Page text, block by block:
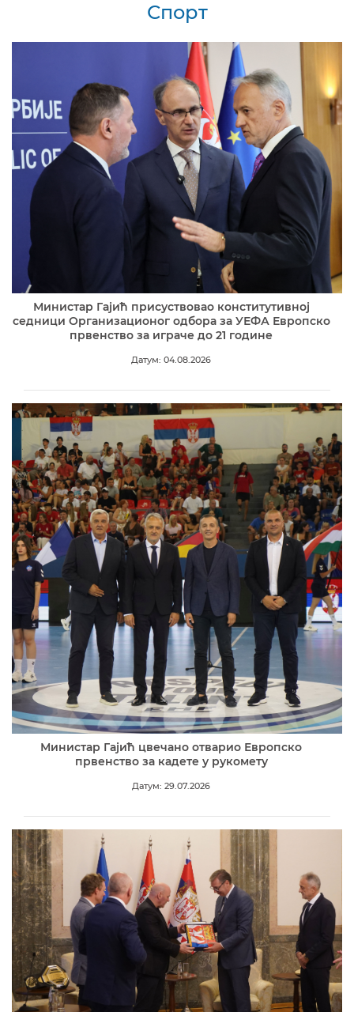
Спорт
Министар Гајић присуствовао конститутивној
седници Организационог одбора за УЕФА Европско
првенство за играче до 21 године
Датум: 04.08.2026
Министар Гајић цвечано отварио Европско
првенство за кадете у рукомету
Датум: 29.07.2026